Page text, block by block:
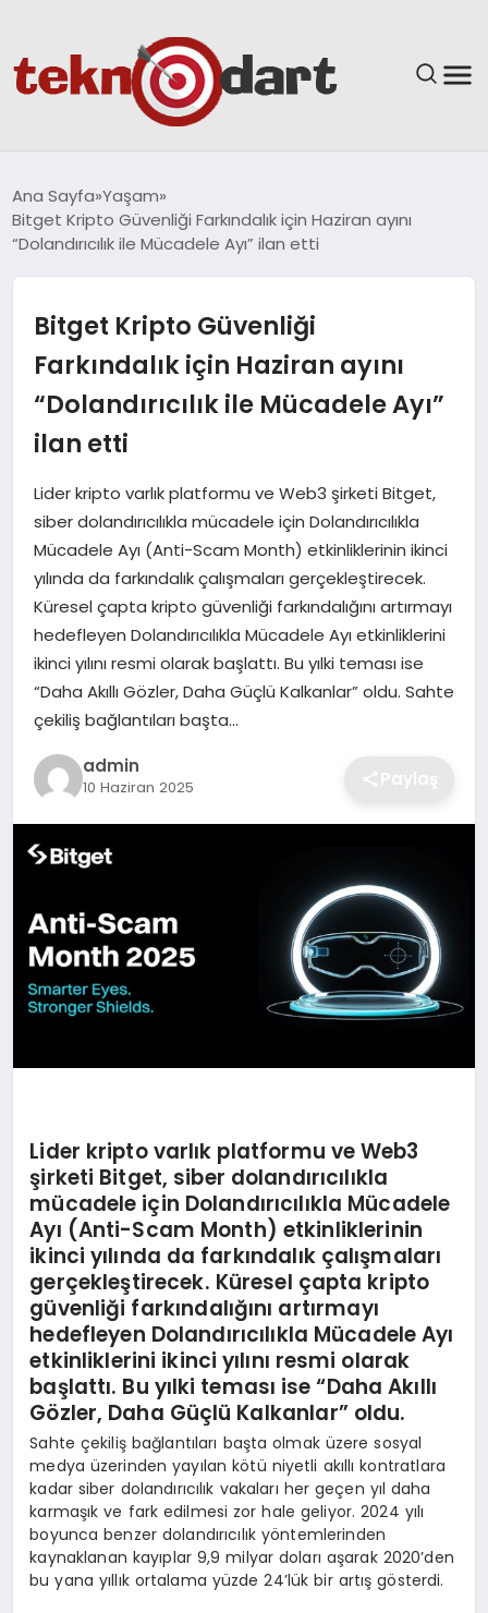
YAŞAM
EĞITIM
GÜNDEM
EKONOMI
MAGAZIN
OTOMOBIL
TEKNOLOJI
Ana Sayfa Yaşam
Bitget Kripto Güvenliği Farkındalık için Haziran ayını
“Dolandırıcılık ile Mücadele Ayı” ilan etti
Bitget Kripto Güvenliği
Farkındalık için Haziran ayını
“Dolandırıcılık ile Mücadele Ayı”
ilan etti
Lider kripto varlık platformu ve Web3 şirketi Bitget,
siber dolandırıcılıkla mücadele için Dolandırıcılıkla
Mücadele Ayı (Anti-Scam Month) etkinliklerinin ikinci
yılında da farkındalık çalışmaları gerçekleştirecek.
Küresel çapta kripto güvenliği farkındalığını artırmayı
hedefleyen Dolandırıcılıkla Mücadele Ayı etkinliklerini
ikinci yılını resmi olarak başlattı. Bu yılki teması ise
“Daha Akıllı Gözler, Daha Güçlü Kalkanlar” oldu. Sahte
çekiliş bağlantıları başta…
admin
10 Haziran 2025
Lider kripto varlık platformu ve Web3
şirketi Bitget, siber dolandırıcılıkla
mücadele için Dolandırıcılıkla Mücadele
Ayı (Anti-Scam Month) etkinliklerinin
ikinci yılında da farkındalık çalışmaları
gerçekleştirecek. Küresel çapta kripto
güvenliği farkındalığını artırmayı
hedefleyen Dolandırıcılıkla Mücadele Ayı
etkinliklerini ikinci yılını resmi olarak
başlattı. Bu yılki teması ise“Daha Akıllı
Gözler, Daha Güçlü Kalkanlar” oldu.
Sahte çekiliş bağlantıları başta olmak üzere sosyal
medya üzerinden yayılan kötü niyetli akıllı kontratlara
kadar siber dolandırıcılık vakaları her geçen yıl daha
karmaşık ve fark edilmesi zor hale geliyor. 2024 yılı
boyunca benzer dolandırıcılık yöntemlerinden
kaynaklanan kayıplar 9,9 milyar doları aşarak 2020’den
bu yana yıllık ortalama yüzde 24’lük bir artış gösterdi.